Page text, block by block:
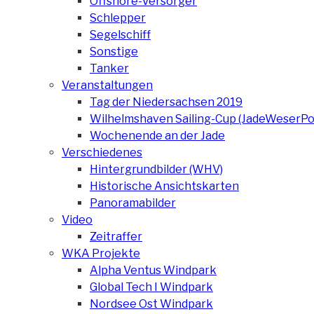
Schlepper
Segelschiff
Sonstige
Tanker
Veranstaltungen
Tag der Niedersachsen 2019
Wilhelmshaven Sailing-Cup
Wochenende an der Jade
Verschiedenes
Hintergrundbilder (WHV)
Historische Ansichtskarten
Panoramabilder
Video
Zeitraffer
WKA Projekte
Alpha Ventus Windpark
Global Tech I Windpark
Nordsee Ost Windpark